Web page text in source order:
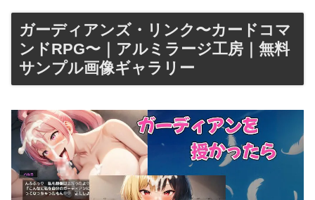
ガーディアンズ・リンク〜カードコマ
ンドRPG〜｜アルミラージ工房｜無料
サンプル画像ギャラリー